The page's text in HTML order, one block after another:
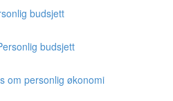
budsjett
budsjett
om personlig økonomi